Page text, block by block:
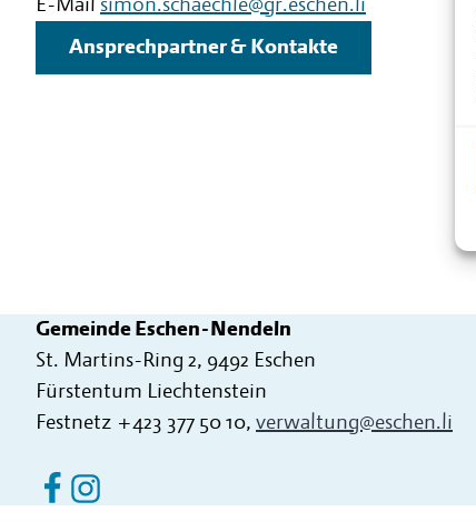
E-Mail simon.schaechle@gr.eschen.li
Ansprechpartner & Kontakte
Gemeinde Eschen-Nendeln
St. Martins-Ring 2, 9492 Eschen
Fürstentum Liechtenstein
Festnetz +423 377 50 10, verwaltung@eschen.li
Eschen Nendeln auf Facebook
Eschen Nendeln auf Instagram